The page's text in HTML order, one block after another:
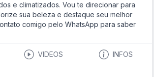
e climatizados. Vou te direcionar para
sua beleza e destaque seu melhor
comigo pelo WhatsApp para saber
VIDEOS INFOS